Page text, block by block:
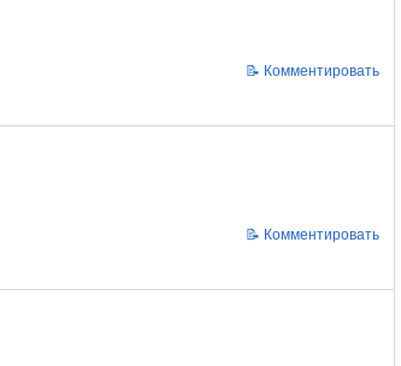
📝 Комментировать
📝 Комментировать